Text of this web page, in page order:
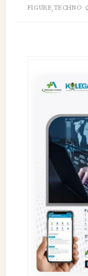
FIGURE,TECHNO